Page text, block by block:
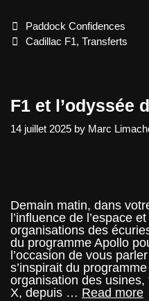
Categories
Paddock Confidences
Tags
Cadillac F1,Transferts
F1 et l’odyssée
14 juillet 2025 by Marc
Demain matin, dans
l’influence de l’espace
organisations des
du programme Apollo
l’occasion de vous
s’inspirait du
organisation des
X, depuis … Read more